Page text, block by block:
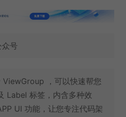
号
，可以快速帮您
Label 标签，内含多种效
UI 功能，让您专注代码架